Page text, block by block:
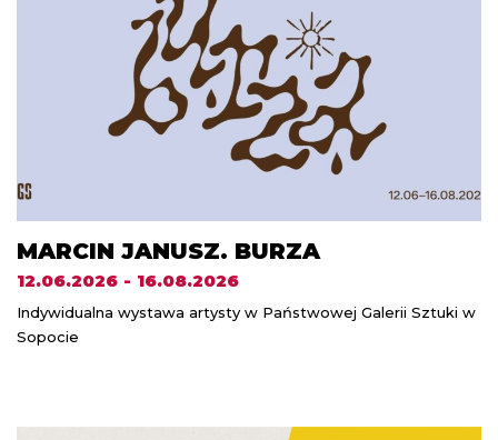
MARCIN JANUSZ. BURZA
12.06.2026 - 16.08.2026
Indywidualna wystawa artysty w Państwowej Galerii Sztuki w
Sopocie